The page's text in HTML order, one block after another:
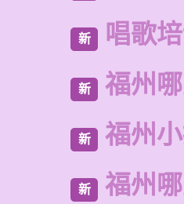
新 唱歌
新 福州
新 福州
新 福州